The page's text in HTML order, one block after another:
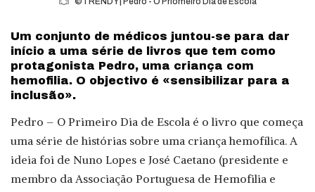
Um conjunto de médicos juntou-se para dar
início a uma série de livros que tem como
protagonista Pedro, uma criança com
hemofilia. O objectivo é «sensibilizar para a
inclusão».
Pedro – O Primeiro Dia de Escola é o livro que começa
uma série de histórias sobre uma criança hemofílica. A
ideia foi de Nuno Lopes e José Caetano (presidente e
membro da Associação Portuguesa de Hemofilia e